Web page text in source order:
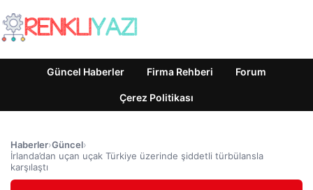
Güncel Haberler Firma Rehberi Forum
Çerez Politikası
Haberler›Güncel›
İrlanda’dan uçan uçak Türkiye üzerinde şiddetli türbülansla
karşılaştı